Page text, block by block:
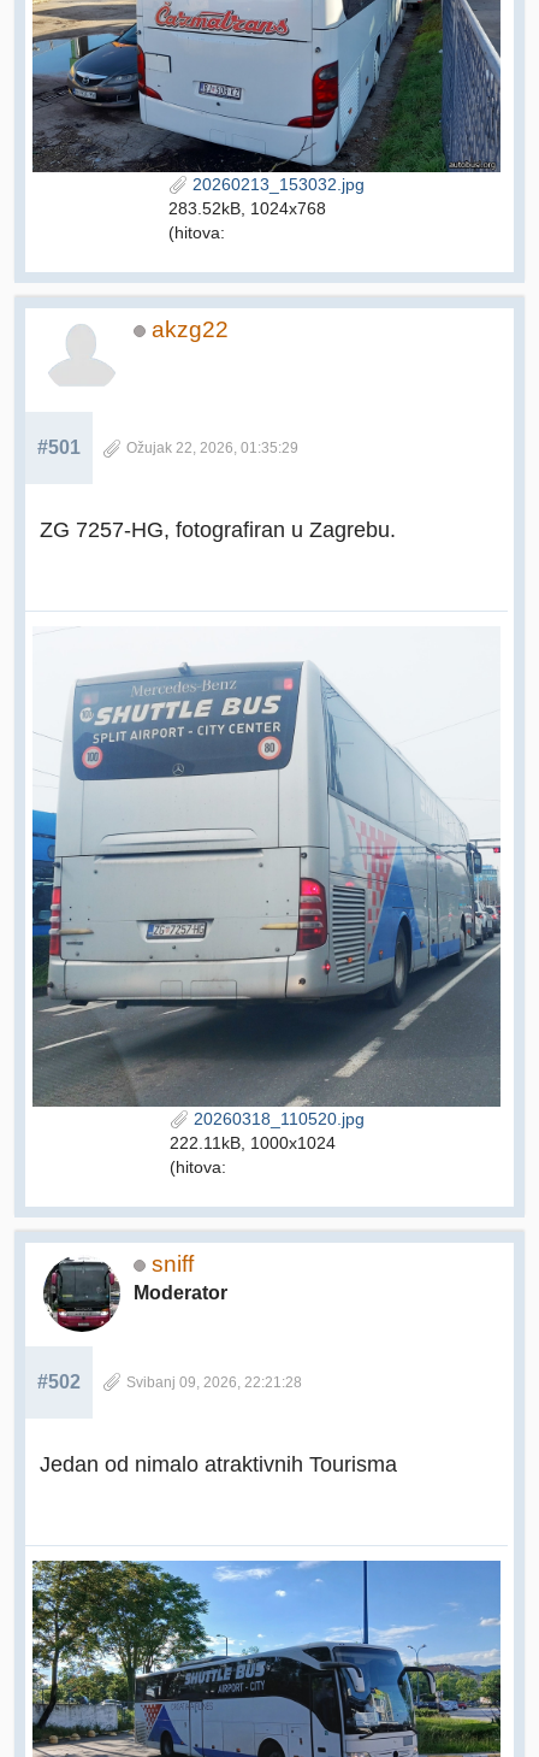
20260213_153032.jpg
283.52kB, 1024x768
(hitova:
akzg22
#501 Ožujak 22, 2026, 01:35:29
ZG 7257-HG, fotografiran u Zagrebu.
20260318_110520.jpg
222.11kB, 1000x1024
(hitova:
sniff
Moderator
#502 Svibanj 09, 2026, 22:21:28
Jedan od nimalo atraktivnih Tourisma